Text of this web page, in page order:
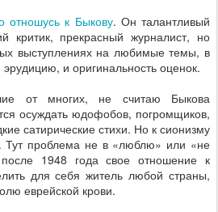
отношусь к Быкову. Он талантливый
критик, прекрасный журналист, но
выступлениях на любимые темы, в
и оригинальность оценок.
от многих, не считаю Быкова
осуждать юдофобов, погромщиков,
сатирические стихи. Но к сионизму
Тут проблема не в «люблю» или «не
1948 года свое отношение к
для себя житель любой страны,
еврейской крови.